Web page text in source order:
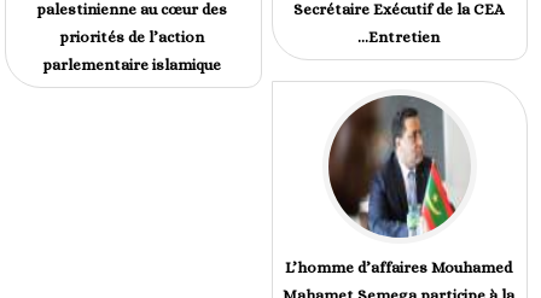
palestinienne au cœur des
priorités de l’action
parlementaire islamique
Secrétaire Exécutif de la CEA
...Entretien
L’homme d’affaires Mouhamed